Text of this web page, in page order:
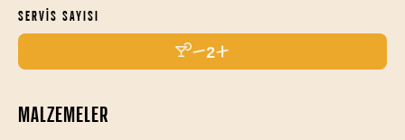
SERVIS SAYISI
2
MALZEMELER